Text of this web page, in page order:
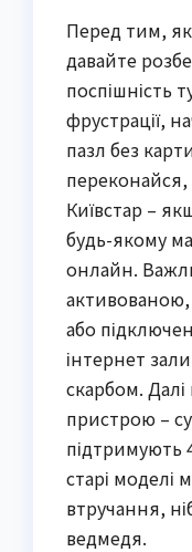
Перед тим,
давайте
поспішність
фрустрації,
пазл без
переконайся,
Київстар –
будь-якому
онлайн.
або
інтернет
скарбом. Далі
пристрою –
підтримують
старі моделі
втручання,
ведмедя.